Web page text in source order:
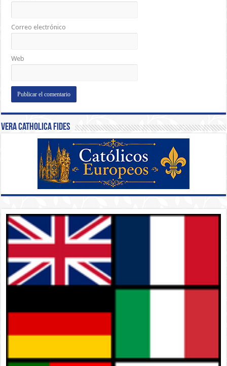
Correo electrónico
Web
Vera Catholica Fides